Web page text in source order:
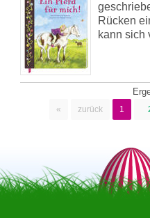
Rücken
kann sich
« zurück 1